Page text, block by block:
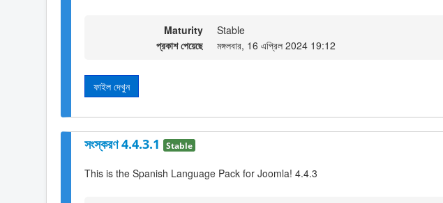
Maturity
Stable
প্রকাশ পেয়েছে
মঙ্গলবার, 16 এপ্রিল 2024 19:12
ফাইল দেখুন
সংস্করণ 4.4.3.1 Stable
This is the Spanish Language Pack for Joomla! 4.4.3